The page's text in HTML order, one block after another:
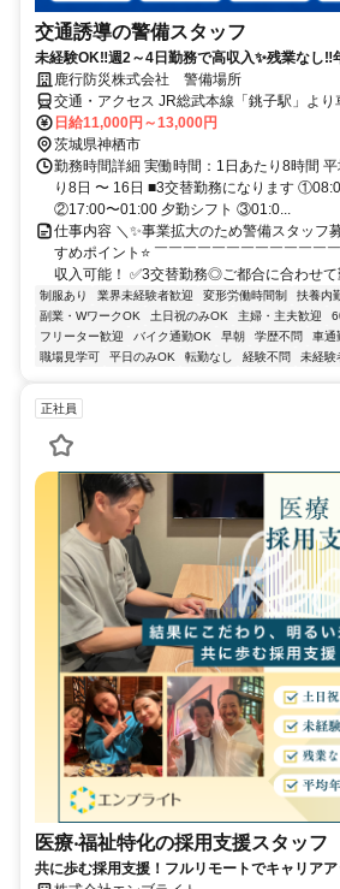
交通誘導の警備スタッフ
未経験OK‼週2～4日勤務で高収入✨残業なし‼
鹿行防災株式会社 警備場所
交通・アクセス JR総武本線「銚子駅」より
日給11,000円～13,000円
茨城県神栖市
勤務時間詳細 実働時間：1日あたり8時間
り8日 〜 16日 ■3交替勤務になります
②17:00〜01:00 夕勤シフト ③01:0...
仕事内容 ＼✨事業拡大のため警備スタッフ
すめポイント⭐ ￣￣￣￣￣￣￣￣￣￣￣￣
収入可能！ ✅3交替勤務◎ご都合に合わせて
制服あり 業界未経験者歓迎 変形労働時間制 扶養内
副業・WワークOK
土日祝のみOK 主婦・主夫歓迎
フリーター歓迎
バイク通勤OK 早朝 学歴不問 車通
職場見学可
平日のみOK 転勤なし 経験不問 未経験
正社員
医療‧福祉特化の採用支援スタッフ
共に歩む採用支援！フルリモートでキャリアア